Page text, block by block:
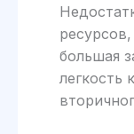
большая
легкость